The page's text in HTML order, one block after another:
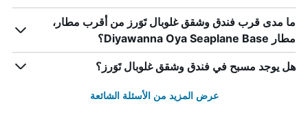
ما مدى قرب فندق وشقق غلوبال تَوَرز من أقرب مطار،
مطار Diyawanna Oya Seaplane Base؟
هل يوجد مسبح في فندق وشقق غلوبال تَوَرز؟
عرض المزيد من الأسئلة الشائعة